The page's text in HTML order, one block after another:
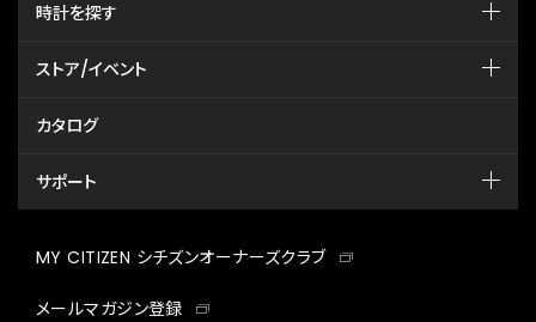
時計を探す
ストア/イベント
カタログ
サポート
MY CITIZEN シチズンオーナーズクラブ
メールマガジン登録